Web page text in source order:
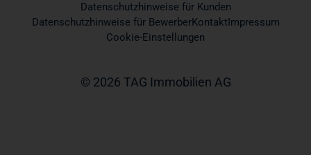
Datenschutzhinweise für Kunden
Datenschutzhinweise für BewerberKontaktImpressum
Cookie-Einstellungen
© 2026 TAG Immobilien AG